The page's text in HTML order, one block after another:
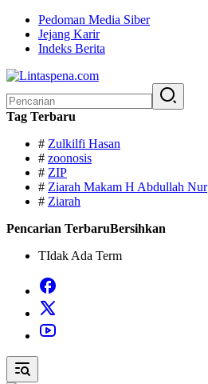
Langsung
konten
Pedoman Media Siber
Jejang Karir
Indeks Berita
untuk:
Tag Terbaru
# Zulkilfi Hasan
# zoonosis
# ZIP
# Ziarah Makam H Abdullah Nur
# Ziarah
Pencarian TerbaruBersihkan
TIdak Ada Term